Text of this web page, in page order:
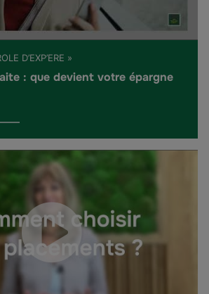
D’EXP’ERE »
: que devient votre épargne